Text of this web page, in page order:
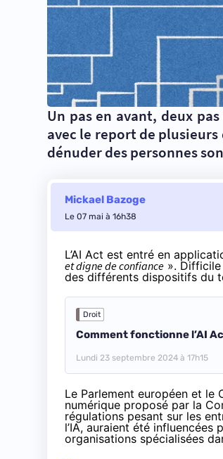
Un pas en avant, deux
avec le report de
dénuder des personnes
Mickael Bazoge
Le 07 mai à 16h38
L’AI Act est entré en
et digne de confiance ».
des différents dispositifs du
Droit
Comment fonctionne l’AI
Lundi 23 septembre 2024 à 17h15
Le Parlement européen et le
numérique proposé par la
régulations pesant sur les
l’IA, auraient été influencées
organisations spécialisées